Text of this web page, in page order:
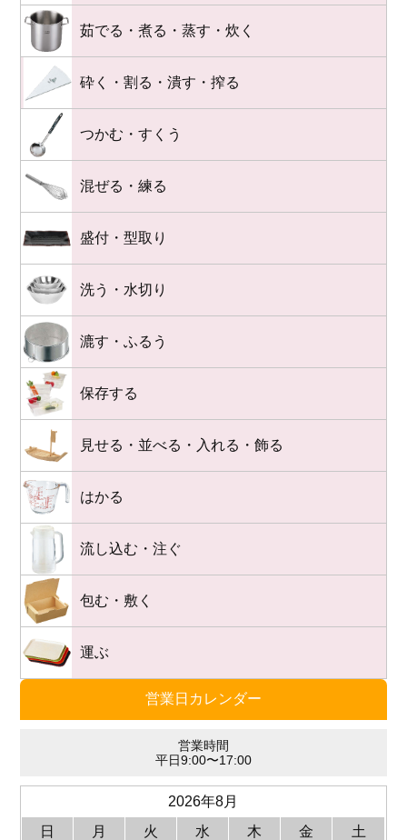
営業日カレンダー
営業時間
平日9:00〜17:00
2026年8月
日
月 火 水 木 金
土
茹でる・煮る・蒸す・炊く
砕く・割る・潰す・搾る
つかむ・すくう
混ぜる・練る
盛付・型取り
洗う・水切り
漉す・ふるう
保存する
見せる・並べる・入れる・飾る
はかる
流し込む・注ぐ
包む・敷く
運ぶ